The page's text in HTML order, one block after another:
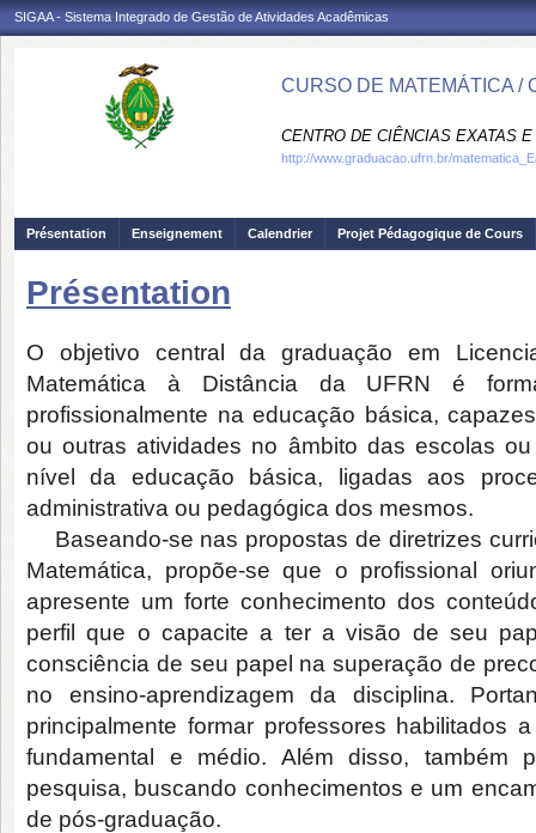
SIGAA - Sistema Integrado de Gestão de Atividades Acadêmicas
CURSO DE MATEMÁTICA /
CENTRO DE CIÊNCIAS EXATAS
http://www.graduacao.ufrn.br/
Présentation Enseignement Calendrier Projet Pédagogique de Cours
Présentation
O objetivo central da graduação em
Matemática à Distância da UFRN é
profissionalmente na educação básica,
ou outras atividades no âmbito das escolas
nível da educação básica, ligadas aos
administrativa ou pedagógica dos mesmos.
Baseando-se nas propostas de diretrizes
Matemática, propõe-se que o profissional
apresente um forte conhecimento dos
perfil que o capacite a ter a visão de seu
consciência de seu papel na superação de
no ensino-aprendizagem da disciplina.
principalmente formar professores habilitados
fundamental e médio. Além disso, também
pesquisa, buscando conhecimentos e um
de pós-graduação.